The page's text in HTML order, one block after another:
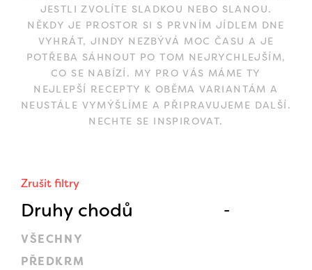
Zrušit filtry
Druhy chodů
VŠECHNY
PŘEDKRM
JESTLI ZVOLÍTE SLADKOU NEBO SLANOU.
NĚKDY JE PROSTOR SI S PRVNÍM JÍDLEM DNE
VYHRÁT, JINDY NEZBÝVÁ MOC ČASU A JE
POTŘEBA SÁHNOUT PO TOM NEJRYCHLEJŠÍM,
CO SE NABÍZÍ. MY PRO VÁS MÁME TY
NEJLEPŠÍ RECEPTY K OBĚMA VARIANTÁM A
NEUSTÁLE VYMÝŠLÍME A PŘIPRAVUJEME DALŠÍ.
NECHTE SE INSPIROVAT.